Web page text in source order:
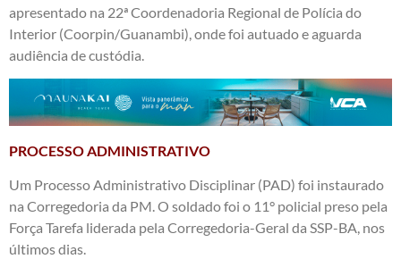
apresentado na 22ª Coordenadoria Regional de Polícia do
Interior (Coorpin/Guanambi), onde foi autuado e aguarda
audiência de custódia.
PROCESSO ADMINISTRATIVO
Um Processo Administrativo Disciplinar (PAD) foi instaurado
na Corregedoria da PM. O soldado foi o 11° policial preso pela
Força Tarefa liderada pela Corregedoria-Geral da SSP-BA, nos
últimos dias.